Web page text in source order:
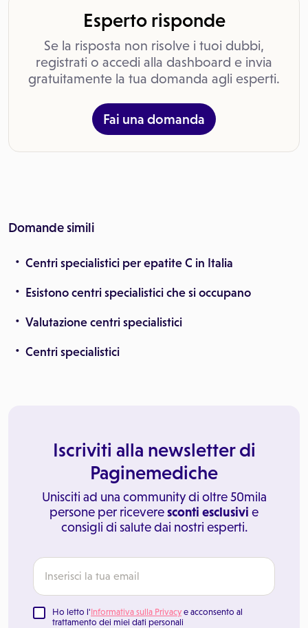
Esperto risponde
Se la risposta non risolve i tuoi dubbi,
registrati o accedi alla dashboard e invia
gratuitamente la tua domanda agli esperti.
Fai una domanda
Domande simili
Centri specialistici per epatite C in Italia
Esistono centri specialistici che si occupano
Valutazione centri specialistici
Centri specialistici
Iscriviti alla newsletter di
Paginemediche
Unisciti ad una community di oltre 50mila
persone per riceveresconti esclusivi e
consigli di salute dai nostri esperti.
Ho letto l'Informativa sulla Privacy e acconsento al
trattamento dei miei dati personali